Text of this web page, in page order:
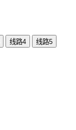
线路4
线路5